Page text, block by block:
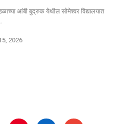
आंबी बुद्रुक येथील सोमेश्वर विद्यालयात
2026